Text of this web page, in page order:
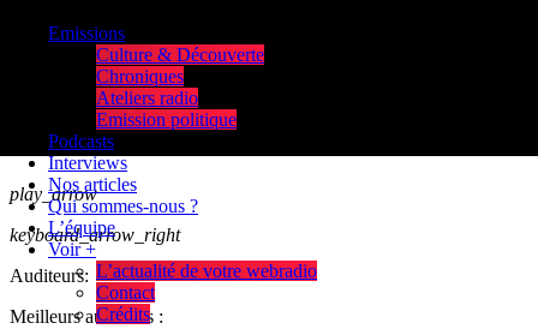
play_arrow
keyboard_arrow_right
Auditeurs:
Meilleurs auditeurs :
Emissions
Culture & Découverte
Chroniques
Ateliers radio
Emission politique
Podcasts
Interviews
Nos articles
Qui sommes-nous ?
L’équipe
Voir +
L’actualité de votre webradio
Contact
Crédits